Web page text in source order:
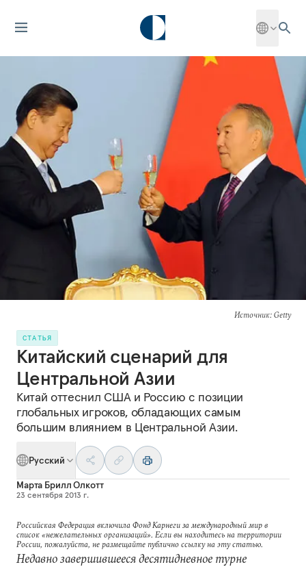
Источник: Getty
СТАТЬЯ
Китайский сценарий для
Центральной Азии
Китай оттеснил США и Россию с позиции
глобальных игроков, обладающих самым
большим влиянием в Центральной Азии.
Русский
Марта Брилл Олкотт
23 сентября 2013 г.
Российская Федерация включила Фонд Карнеги за международный мир в
список «нежелательных организаций». Если вы находитесь на территории
России, пожалуйста, не размещайте публично ссылку на эту статью.
Недавно завершившееся десятидневное турне